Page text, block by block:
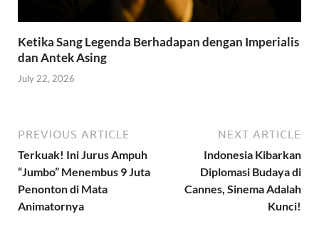
Ketika Sang Legenda Berhadapan dengan Imperialis
dan Antek Asing
July 22, 2026
PREVIOUS ARTICLE
Terkuak! Ini Jurus Ampuh
“Jumbo” Menembus 9 Juta
Penonton di Mata
Animatornya
NEXT ARTICLE
Indonesia Kibarkan
Diplomasi Budaya di
Cannes, Sinema Adalah
Kunci!